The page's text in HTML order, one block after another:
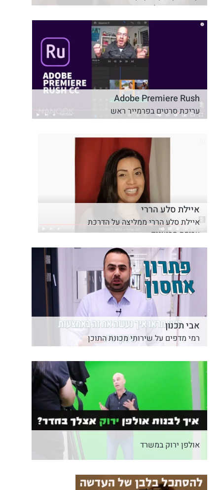
וידאו סטוריטלינג קארטה קיד
Adobe Premiere Rush
עריכת סרטים בפרמייר ראש
איילת סלע הררי
איילת סלע הררי ממליצה על הדרכת
עריכת סרטונים
אבי תכנון
רמי מדפים על שירותי מכונת התוכן
אולפן ירוק במשרד